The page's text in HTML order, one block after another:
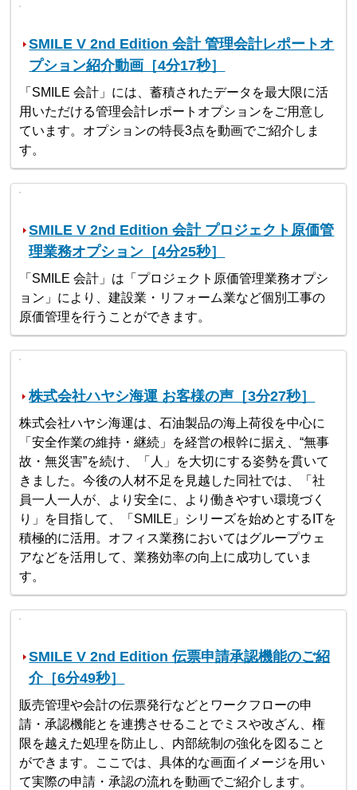
SMILE V 2nd Edition 会計 管理会計レポートオ
プション紹介動画［4分17秒］
「SMILE 会計」には、蓄積されたデータを最大限に活
用いただける管理会計レポートオプションをご用意し
ています。オプションの特長3点を動画でご紹介しま
す。
SMILE V 2nd Edition 会計 プロジェクト原価管
理業務オプション［4分25秒］
「SMILE 会計」は「プロジェクト原価管理業務オプシ
ョン」により、建設業・リフォーム業など個別工事の
原価管理を行うことができます。
株式会社ハヤシ海運 お客様の声［3分27秒］
株式会社ハヤシ海運は、石油製品の海上荷役を中心に
「安全作業の維持・継続」を経営の根幹に据え、“無事
故・無災害”を続け、「人」を大切にする姿勢を貫いて
きました。今後の人材不足を見越した同社では、「社
員一人一人が、より安全に、より働きやすい環境づく
り」を目指して、「SMILE」シリーズを始めとするITを
積極的に活用。オフィス業務においてはグループウェ
アなどを活用して、業務効率の向上に成功していま
す。
SMILE V 2nd Edition 伝票申請承認機能のご紹
介［6分49秒］
販売管理や会計の伝票発行などとワークフローの申
請・承認機能とを連携させることでミスや改ざん、権
限を越えた処理を防止し、内部統制の強化を図ること
ができます。ここでは、具体的な画面イメージを用い
て実際の申請・承認の流れを動画でご紹介します。